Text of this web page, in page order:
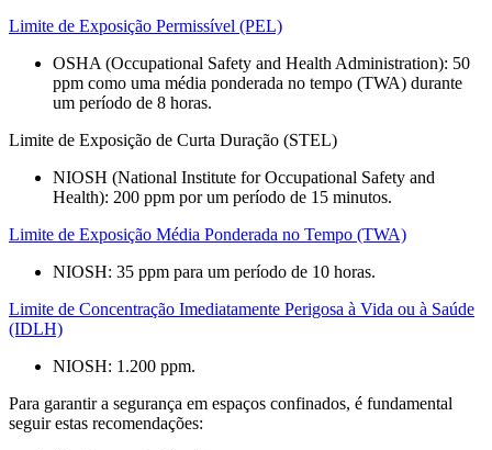
Limite de Exposição Permissível (PEL)
OSHA (Occupational Safety and Health Administration): 50
ppm como uma média ponderada no tempo (TWA) durante
um período de 8 horas.
Limite de Exposição de Curta Duração (STEL)
NIOSH (National Institute for Occupational Safety and
Health): 200 ppm por um período de 15 minutos.
Limite de Exposição Média Ponderada no Tempo (TWA)
NIOSH: 35 ppm para um período de 10 horas.
Limite de Concentração Imediatamente Perigosa à Vida ou à Saúde
(IDLH)
NIOSH: 1.200 ppm.
Para garantir a segurança em espaços confinados, é fundamental
seguir estas recomendações: